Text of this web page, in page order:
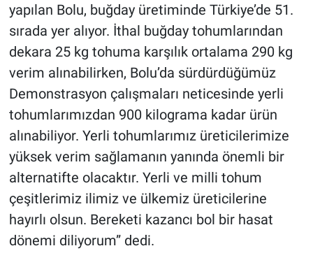
yapılan Bolu, buğday üretiminde Türkiye’de 51.
sırada yer alıyor. İthal buğday tohumlarından
dekara 25 kg tohuma karşılık ortalama 290 kg
verim alınabilirken, Bolu’da sürdürdüğümüz
Demonstrasyon çalışmaları neticesinde yerli
tohumlarımızdan 900 kilograma kadar ürün
alınabiliyor. Yerli tohumlarımız üreticilerimize
yüksek verim sağlamanın yanında önemli bir
alternatifte olacaktır. Yerli ve milli tohum
çeşitlerimiz ilimiz ve ülkemiz üreticilerine
hayırlı olsun. Bereketi kazancı bol bir hasat
dönemi diliyorum” dedi.